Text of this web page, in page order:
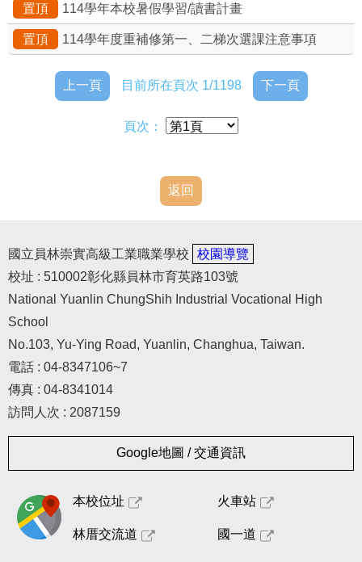
置頂 114學年本校暑假學習/讀書計畫
置頂 114學年度重補修第一、二梯次選課注意事項
上一頁 目前所在頁次 1/1198 下一頁
頁次：
返回
國立員林崇實高級工業職業學校
校園導覽
校址 : 510002彰化縣員林市育英路103號
National Yuanlin ChungShih Industrial Vocational High
School
No.103, Yu-Ying Road, Yuanlin, Changhua, Taiwan.
電話 : 04-8347106~7
傳真 : 04-8341014
訪問人次 : 2087159
Google地圖 / 交通資訊
本校位址 火車站
林厝交流道 國一道